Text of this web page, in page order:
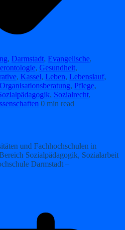
, Darmstadt, Evangelische,
, Gesundheit,
, Kassel, Leben, Lebenslauf,
Organisationsberatung, Pflege,
, Sozialrecht,
0 min read
und Fachhochschulen in
Sozialpädagogik, Sozialarbeit
Darmstadt –